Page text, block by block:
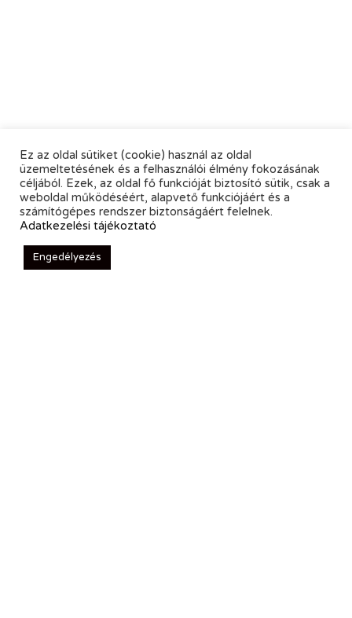
Ez az oldal sütiket (cookie) használ az oldal
üzemeltetésének és a felhasználói élmény fokozásának
céljából. Ezek, az oldal fő funkcióját biztosító sütik, csak a
weboldal működéséért, alapvető funkciójáért és a
számítógépes rendszer biztonságáért felelnek.
Adatkezelési tájékoztató
Engedélyezés